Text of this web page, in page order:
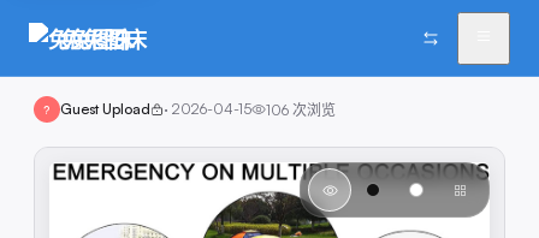
兔兔图床
? Guest Upload · 2026-04-15 106 次浏览